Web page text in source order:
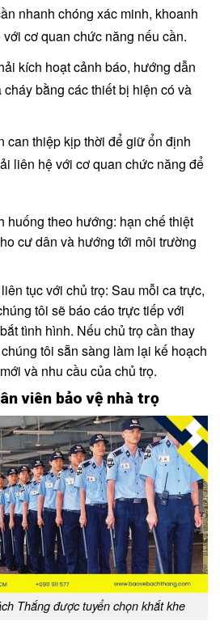
nhanh chóng xác minh, khoanh
cơ quan chức năng nếu cần.
kích hoạt cảnh báo, hướng dẫn
bằng các thiết bị hiện có và
can thiệp kịp thời để giữ ổn định
liên hệ với cơ quan chức năng để
huống theo hướng: hạn chế thiệt
cư dân và hướng tới môi trường
tục với chủ trọ: Sau mỗi ca trực,
tôi sẽ báo cáo trực tiếp với
tình hình. Nếu chủ trọ cần thay
tôi sẵn sàng làm lại kế hoạch
và nhu cầu của chủ trọ.
viên bảo vệ nhà trọ
Thắng được tuyển chọn khắt khe